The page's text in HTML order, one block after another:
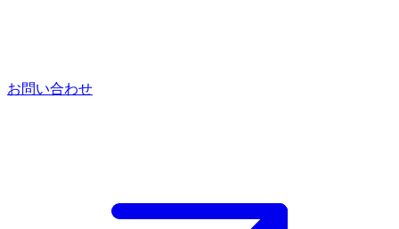
お問い合わせ